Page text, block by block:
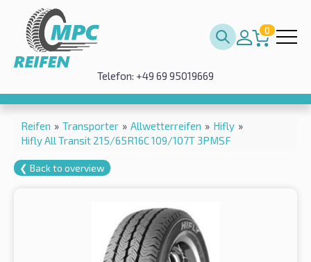
0
Telefon: +49 69 95019669
Reifen » Transporter » Allwetterreifen » Hifly »
Hifly All Transit 215/65R16C 109/107T 3PMSF
❮ Back to overview